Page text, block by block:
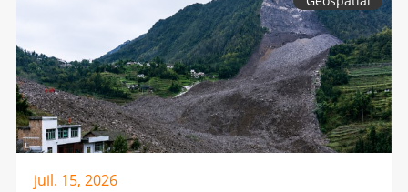
juil. 15, 2026